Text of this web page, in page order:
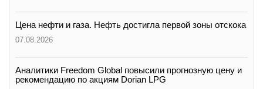
Цена нефти и газа. Нефть достигла первой зоны отскока
07.08.2026
Аналитики Freedom Global повысили прогнозную цену и
рекомендацию по акциям Dorian LPG